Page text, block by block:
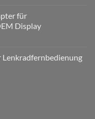
für
Display